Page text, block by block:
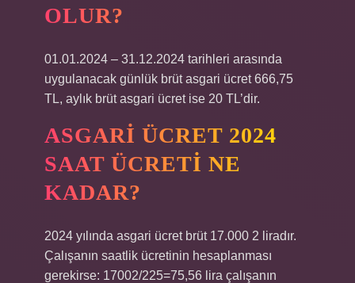
OLUR?
01.01.2024 – 31.12.2024 tarihleri ​​arasında
uygulanacak günlük brüt asgari ücret 666,75
TL, aylık brüt asgari ücret ise 20 TL’dir.
ASGARI ÜCRET 2024
SAAT ÜCRETI NE
KADAR?
2024 yılında asgari ücret brüt 17.000 2 liradır.
Çalışanın saatlik ücretinin hesaplanması
gerekirse: 17002/225=75,56 lira çalışanın